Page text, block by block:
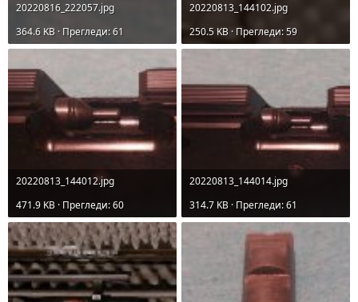
20220816_222057.jpg
364.6 KB · Прегледи: 61
20220813_144102.jpg
250.5 KB · Прегледи: 59
20220813_144012.jpg
471.9 KB · Прегледи: 60
20220813_144014.jpg
314.7 KB · Прегледи: 61